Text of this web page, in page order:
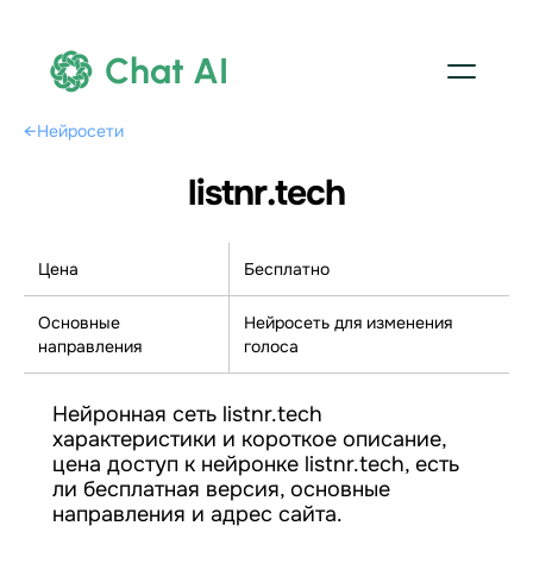
Chat AI
←Нейросети
listnr.tech
Цена Бесплатно
Основные
направления
Нейросеть для изменения
голоса
Нейронная сеть listnr.tech
характеристики и короткое описание,
цена доступ к нейронке listnr.tech, есть
ли бесплатная версия, основные
направления и адрес сайта.